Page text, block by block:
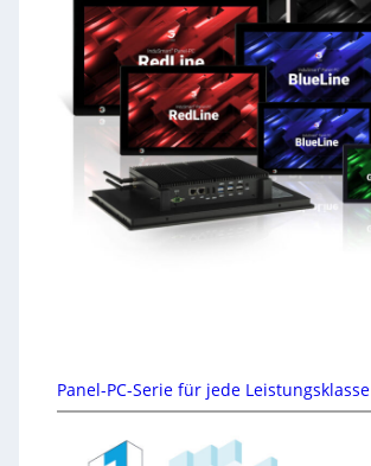
Panel-PC-Serie für jede Leistungsklasse